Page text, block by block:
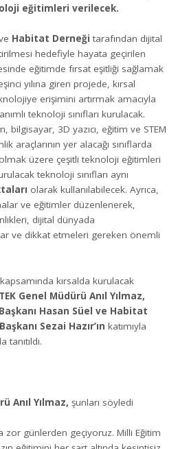
eğitimleri verilecek.
Habitat Derneği tarafından dijital
hedefiyle hayata geçirilen
eğitimde fırsat eşitliği sağlamak
yılına giren projede, kırsal
erişimini artırmak amacıyla
teknoloji sınıfları kurulacak.
bilgisayar, 3D yazıcı, eğitim ve STEM
araçlarının yer alacağı sınıflarda
üzere çeşitli teknoloji eğitimleri
teknoloji sınıfları aynı
olarak kullanılabilecek. Ayrıca,
ve eğitimler düzenlenerek,
dijital dünyada
ve dikkat etmeleri gereken önemli
kırsalda kurulacak
Genel Müdürü Anıl Yılmaz,
Hasan Süel ve Habitat
Sezai Hazır’ın katımıyla
Anıl Yılmaz, şunları söyledi
zor günlerden geçiyoruz. Milli Eğitim